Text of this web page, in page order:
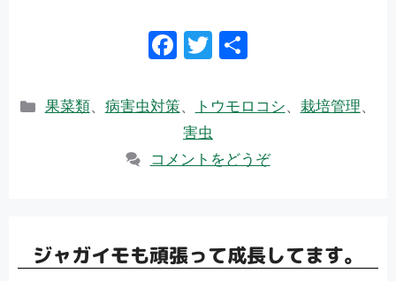
F
e
b
o
T
itt
er
カ
果菜類、 病害虫対策、 トウモロコシ、 栽培管理、
害虫
コメントをどうぞ
ジャガイモも頑張って成長してます。